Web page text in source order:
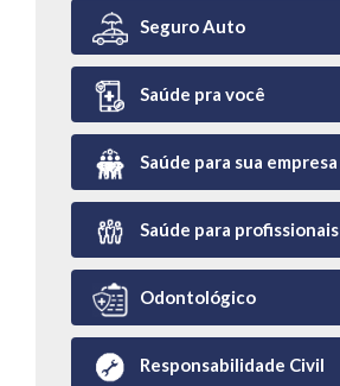
Seguro Auto
Saúde pra você
Saúde para sua empresa
Saúde para profissionais
Odontológico
Responsabilidade Civil